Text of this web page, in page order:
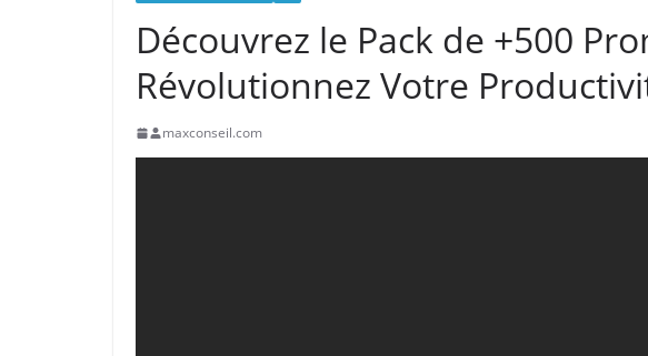
Découvrez le Pack de +500
Révolutionnez Votre
maxconseil.com